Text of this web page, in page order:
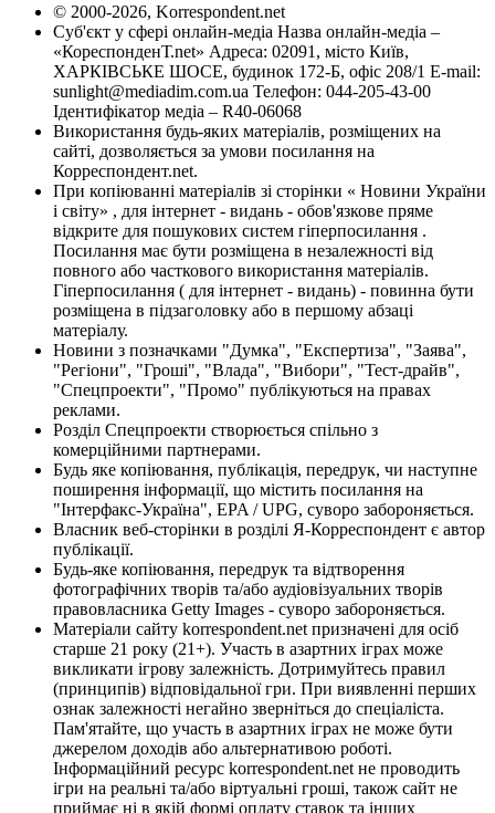
© 2000-2026, Korrespondent.net
Суб'єкт у сфері онлайн-медіа Назва онлайн-медіа –
«КореспонденТ.net» Адреса: 02091, місто Київ,
ХАРКІВСЬКЕ ШОСЕ, будинок 172-Б, офіс 208/1 E-mail:
sunlight@mediadim.com.ua Телефон: 044-205-43-00
Ідентифікатор медіа – R40-06068
Використання будь-яких матеріалів, розміщених на
сайті, дозволяється за умови посилання на
Корреспондент.net.
При копіюванні матеріалів зі сторінки « Новини України
і світу» , для інтернет - видань - обов'язкове пряме
відкрите для пошукових систем гіперпосилання .
Посилання має бути розміщена в незалежності від
повного або часткового використання матеріалів.
Гіперпосилання ( для інтернет - видань) - повинна бути
розміщена в підзаголовку або в першому абзаці
матеріалу.
Новини з позначками "Думка", "Експертиза", "Заява",
"Регіони", "Гроші", "Влада", "Вибори", "Тест-драйв",
"Спецпроекти", "Промо" публікуються на правах
реклами.
Розділ Спецпроекти створюється спільно з
комерційними партнерами.
Будь яке копіювання, публікація, передрук, чи наступне
поширення інформації, що містить посилання на
"Інтерфакс-Україна", EPA / UPG, суворо забороняється.
Власник веб-сторінки в розділі Я-Корреспондент є автор
публікації.
Будь-яке копіювання, передрук та відтворення
фотографічних творів та/або аудіовізуальних творів
правовласника Getty Images - суворо забороняється.
Матеріали сайту korrespondent.net призначені для осіб
старше 21 року (21+). Участь в азартних іграх може
викликати ігрову залежність. Дотримуйтесь правил
(принципів) відповідальної гри. При виявленні перших
ознак залежності негайно зверніться до спеціаліста.
Пам'ятайте, що участь в азартних іграх не може бути
джерелом доходів або альтернативою роботі.
Інформаційний ресурс korrespondent.net не проводить
ігри на реальні та/або віртуальні гроші, також сайт не
приймає ні в якій формі оплату ставок та інших